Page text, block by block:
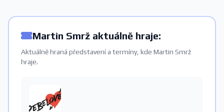
Martin Smrž aktuálně hraje:
Aktuálně hraná představení a termíny, kde Martin Smrž
hraje.